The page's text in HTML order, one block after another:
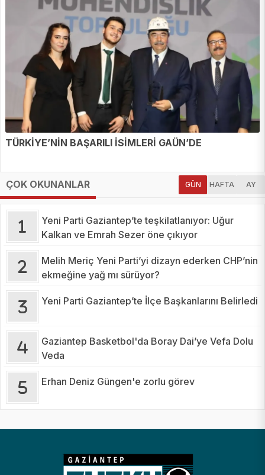
TÜRKİYE’NİN BAŞARILI İSİMLERİ GAÜN’DE
ÇOK OKUNANLAR GÜN HAFTA AY
Yeni Parti Gaziantep’te teşkilatlanıyor: Uğur
Kalkan ve Emrah Sezer öne çıkıyor
Melih Meriç Yeni Parti’yi dizayn ederken CHP’nin
ekmeğine yağ mı sürüyor?
Yeni Parti Gaziantep’te İlçe Başkanlarını Belirledi
Gaziantep Basketbol'da Boray Dai’ye Vefa Dolu
Veda
Erhan Deniz Güngen'e zorlu görev